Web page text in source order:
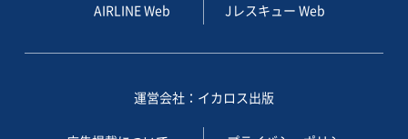
AIRLINE Web Jレスキュー Web
運営会社：イカロス出版